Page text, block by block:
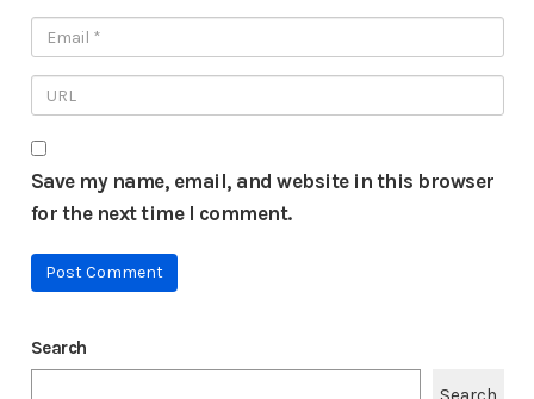
Save my name, email, and website in this browser
for the next time I comment.
Search